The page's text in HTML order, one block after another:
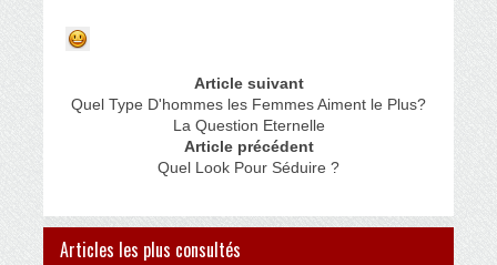
Article suivant
Quel Type D'hommes les Femmes Aiment le Plus?
La Question Eternelle
Article précédent
Quel Look Pour Séduire ?
Articles les plus consultés